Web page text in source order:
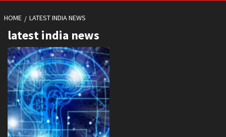
HOME LATEST INDIA NEWS
latest india news